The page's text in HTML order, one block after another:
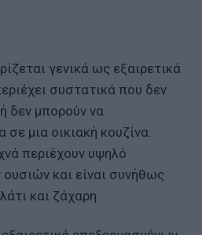
γενικά ως εξαιρετικά
συστατικά που δεν
δεν μπορούν να
μια οικιακή κουζίνα.
περιέχουν υψηλό
και είναι συνήθως
και ζάχαρη.